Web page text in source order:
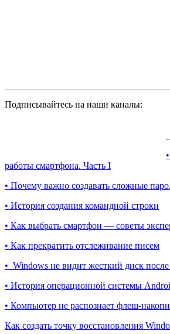
Подписывайтесь на наши каналы:
работы смартфона. Часть I
• Почему важно создавать сложные
• История создания командной строки
• Как выбрать смартфон — советы
• Как прекратить отслеживание писем
• Windows не видит жесткий диск после
• История операционной системы
• Компьютер не распознает флеш-
Как создать точку восстановления